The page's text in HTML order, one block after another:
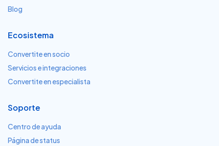
Blog
Ecosistema
Convertite en socio
Servicios e integraciones
Convertite en especialista
Soporte
Centro de ayuda
Página de status